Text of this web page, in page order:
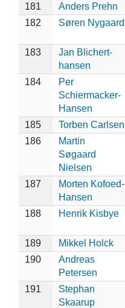
181 Anders Prehn
182
Søren Nygaard
183
Jan Blichert-
hansen
184
Per
Schiermacker-
Hansen
185 Torben Carlsen
186
Martin
Søgaard
Nielsen
187
Morten Kofoed-
Hansen
188 Henrik Kisbye
189 Mikkel Holck
190
Andreas
Petersen
191
Stephan
Skaarup